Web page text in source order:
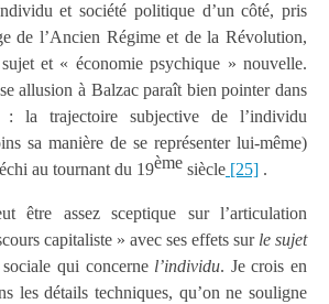
et société politique d’un côté, pris
de l’Ancien Régime et de la Révolution,
et « économie psychique » nouvelle.
allusion à Balzac paraît bien pointer dans
la trajectoire subjective de l’individu
sa manière de se représenter lui-même)
au tournant du 19ème siècle [25] .
être assez sceptique sur l’articulation
capitaliste » avec ses effets sur le sujet
qui concerne l’individu. Je crois en
les détails techniques, qu’on ne souligne